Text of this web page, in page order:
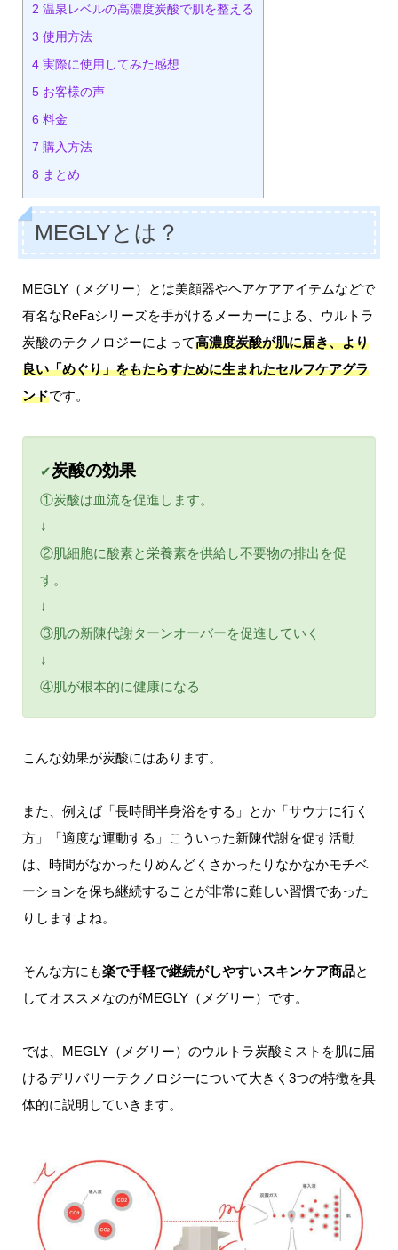
2 温泉レベルの高濃度炭酸で肌を整える
3 使用方法
4実際に使用してみた感想
5お客様の声
6 料金
7 購入方法
8 まとめ
MEGLYとは？
MEGLY（メグリー）とは美顔器やヘアケアアイテムなどで
有名なReFaシリーズを手がけるメーカーによる、ウルトラ
炭酸のテクノロジーによって高濃度炭酸が肌に届き、より
良い「めぐり」をもたらすために生まれたセルフケアグラ
ンドです。
✔炭酸の効果
①炭酸は血流を促進します。
↓
②肌細胞に酸素と栄養素を供給し不要物の排出を促
す。
↓
③肌の新陳代謝ターンオーバーを促進していく
↓
④肌が根本的に健康になる
こんな効果が炭酸にはあります。
また、例えば「長時間半身浴をする」とか「サウナに行く
方」「適度な運動する」こういった新陳代謝を促す活動
は、時間がなかったりめんどくさかったりなかなかモチベ
ーションを保ち継続することが非常に難しい習慣であった
りしますよね。
そんな方にも楽で手軽で継続がしやすいスキンケア商品と
してオススメなのがMEGLY（メグリー）です。
では、MEGLY（メグリー）のウルトラ炭酸ミストを肌に届
けるデリバリーテクノロジーについて大きく3つの特徴を具
体的に説明していきます。